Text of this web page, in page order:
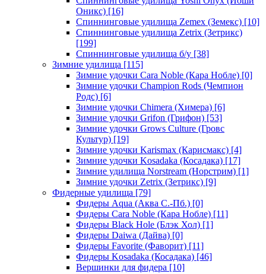
Оникс) [16]
Спиннинговые удилища Zemex (Земекс) [10]
Спиннинговые удилища Zetrix (Зетрикс)
[199]
Спиннинговые удилища б/у [38]
Зимние удилища [115]
Зимние удочки Cara Noble (Кара Нобле) [0]
Зимние удочки Champion Rods (Чемпион
Родс) [6]
Зимние удочки Chimera (Химера) [6]
Зимние удочки Grifon (Грифон) [53]
Зимние удочки Grows Culture (Гровс
Культур) [19]
Зимние удочки Karismax (Карисмакс) [4]
Зимние удочки Kosadaka (Косадака) [17]
Зимние удилища Norstream (Норстрим) [1]
Зимние удочки Zetrix (Зетрикс) [9]
Фидерные удилища [79]
Фидеры Aqua (Аква С.-Пб.) [0]
Фидеры Cara Noble (Кара Нобле) [11]
Фидеры Black Hole (Блэк Хол) [1]
Фидеры Daiwa (Дайва) [0]
Фидеры Favorite (Фаворит) [11]
Фидеры Kosadaka (Косадака) [46]
Вершинки для фидера [10]